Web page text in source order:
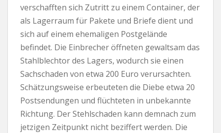
verschafften sich Zutritt zu einem Container, der
als Lagerraum für Pakete und Briefe dient und
sich auf einem ehemaligen Postgelände
befindet. Die Einbrecher öffneten gewaltsam das
Stahlblechtor des Lagers, wodurch sie einen
Sachschaden von etwa 200 Euro verursachten.
Schätzungsweise erbeuteten die Diebe etwa 20
Postsendungen und flüchteten in unbekannte
Richtung. Der Stehlschaden kann demnach zum
jetzigen Zeitpunkt nicht beziffert werden. Die